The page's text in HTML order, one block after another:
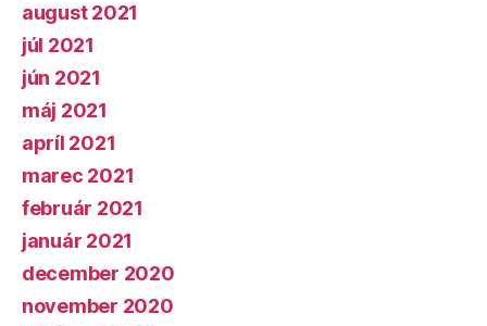
august 2021
júl 2021
jún 2021
máj 2021
apríl 2021
marec 2021
február 2021
január 2021
december 2020
november 2020